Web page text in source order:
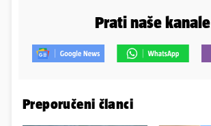
Prati naše kanale
Preporučeni članci